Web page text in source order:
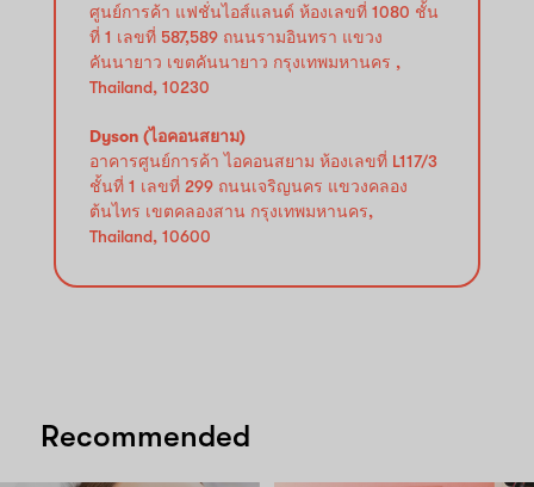
ศูนย์การค้า แฟชั่นไอส์แลนด์ ห้องเลขที่ 1080 ชั้น
ที่ 1 เลขที่ 587,589 ถนนรามอินทรา แขวง
คันนายาว เขตคันนายาว กรุงเทพมหานคร ,
Thailand, 10230
Dyson (ไอคอนสยาม)
อาคารศูนย์การค้า ไอคอนสยาม ห้องเลขที่ L117/3
ชั้นที่ 1 เลขที่ 299 ถนนเจริญนคร แขวงคลอง
ต้นไทร เขตคลองสาน กรุงเทพมหานคร,
Thailand, 10600
Recommended